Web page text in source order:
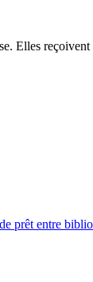
Elles reçoivent
prêt entre